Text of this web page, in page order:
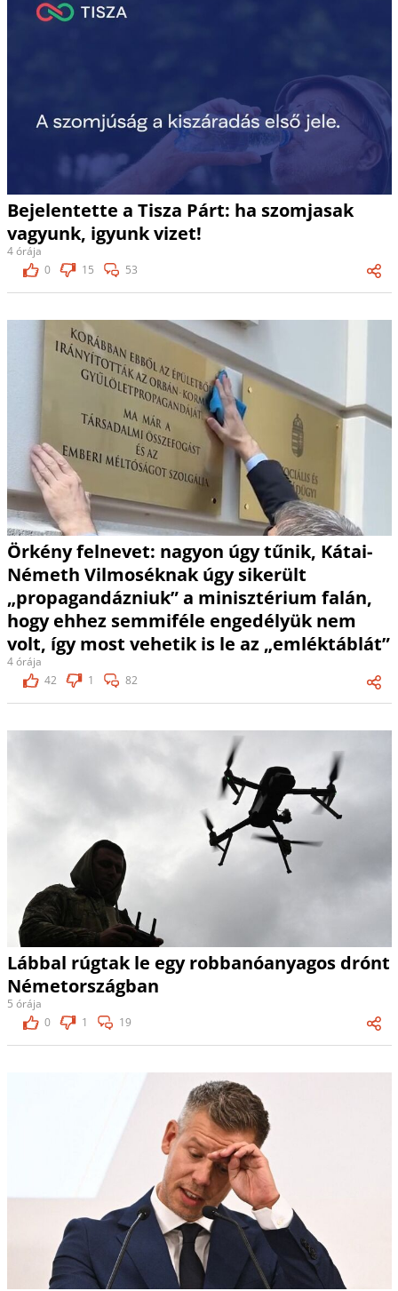
Bejelentette a Tisza Párt: ha szomjasak
vagyunk, igyunk vizet!
4 órája
0
15 53
Örkény felnevet: nagyon úgy tűnik, Kátai-
Németh Vilmoséknak úgy sikerült
„propagandázniuk” a minisztérium falán,
hogy ehhez semmiféle engedélyük nem
volt, így most vehetik is le az „emléktáblát”
4 órája
42
1 82
Lábbal rúgtak le egy robbanóanyagos drónt
Németországban
5 órája
0
1 19